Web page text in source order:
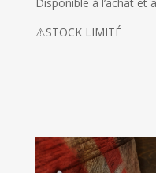
⚠️STOCK LIMITÉ